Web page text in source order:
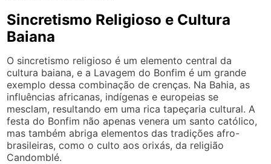
Sincretismo Religioso e Cultura
Baiana
O sincretismo religioso é um elemento central da
cultura baiana, e a Lavagem do Bonfim é um grande
exemplo dessa combinação de crenças. Na Bahia, as
influências africanas, indígenas e europeias se
mesclam, resultando em uma rica tapeçaria cultural. A
festa do Bonfim não apenas venera um santo católico,
mas também abriga elementos das tradições afro-
brasileiras, como o culto aos orixás, da religião
Candomblé.